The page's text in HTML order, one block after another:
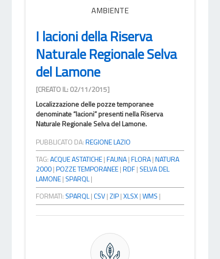
AMBIENTE
I lacioni della Riserva
Naturale Regionale Selva
del Lamone
[CREATO IL: 02/11/2015]
Localizzazione delle pozze temporanee
denominate “lacioni” presenti nella Riserva
Naturale Regionale Selva del Lamone.
PUBBLICATO DA:REGIONE LAZIO
TAG:ACQUE ASTATICHE|FAUNA|FLORA|NATURA
2000|POZZE TEMPORANEE|RDF| SELVA DEL
LAMONE| SPARQL|
FORMATI: SPARQL|CSV|ZIP|XLSX|WMS |